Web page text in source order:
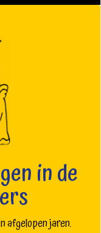
in de
afgelopen jaren.